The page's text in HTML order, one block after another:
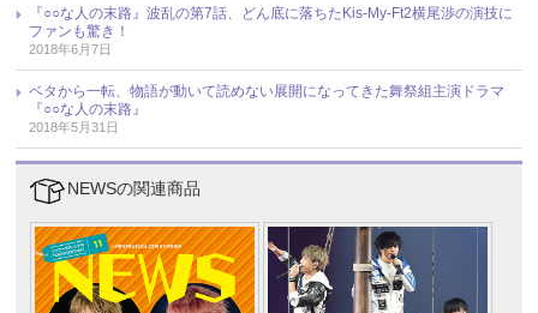
『○○な人の末路』波乱の第7話、どん底に落ちたKis-My-Ft2横尾渉の演技に
ファンも驚き！
2018年6月7日
ベタから一転、物語が動いて読めない展開になってきた舞祭組主演ドラマ
『○○な人の末路』
2018年5月31日
NEWSの関連商品